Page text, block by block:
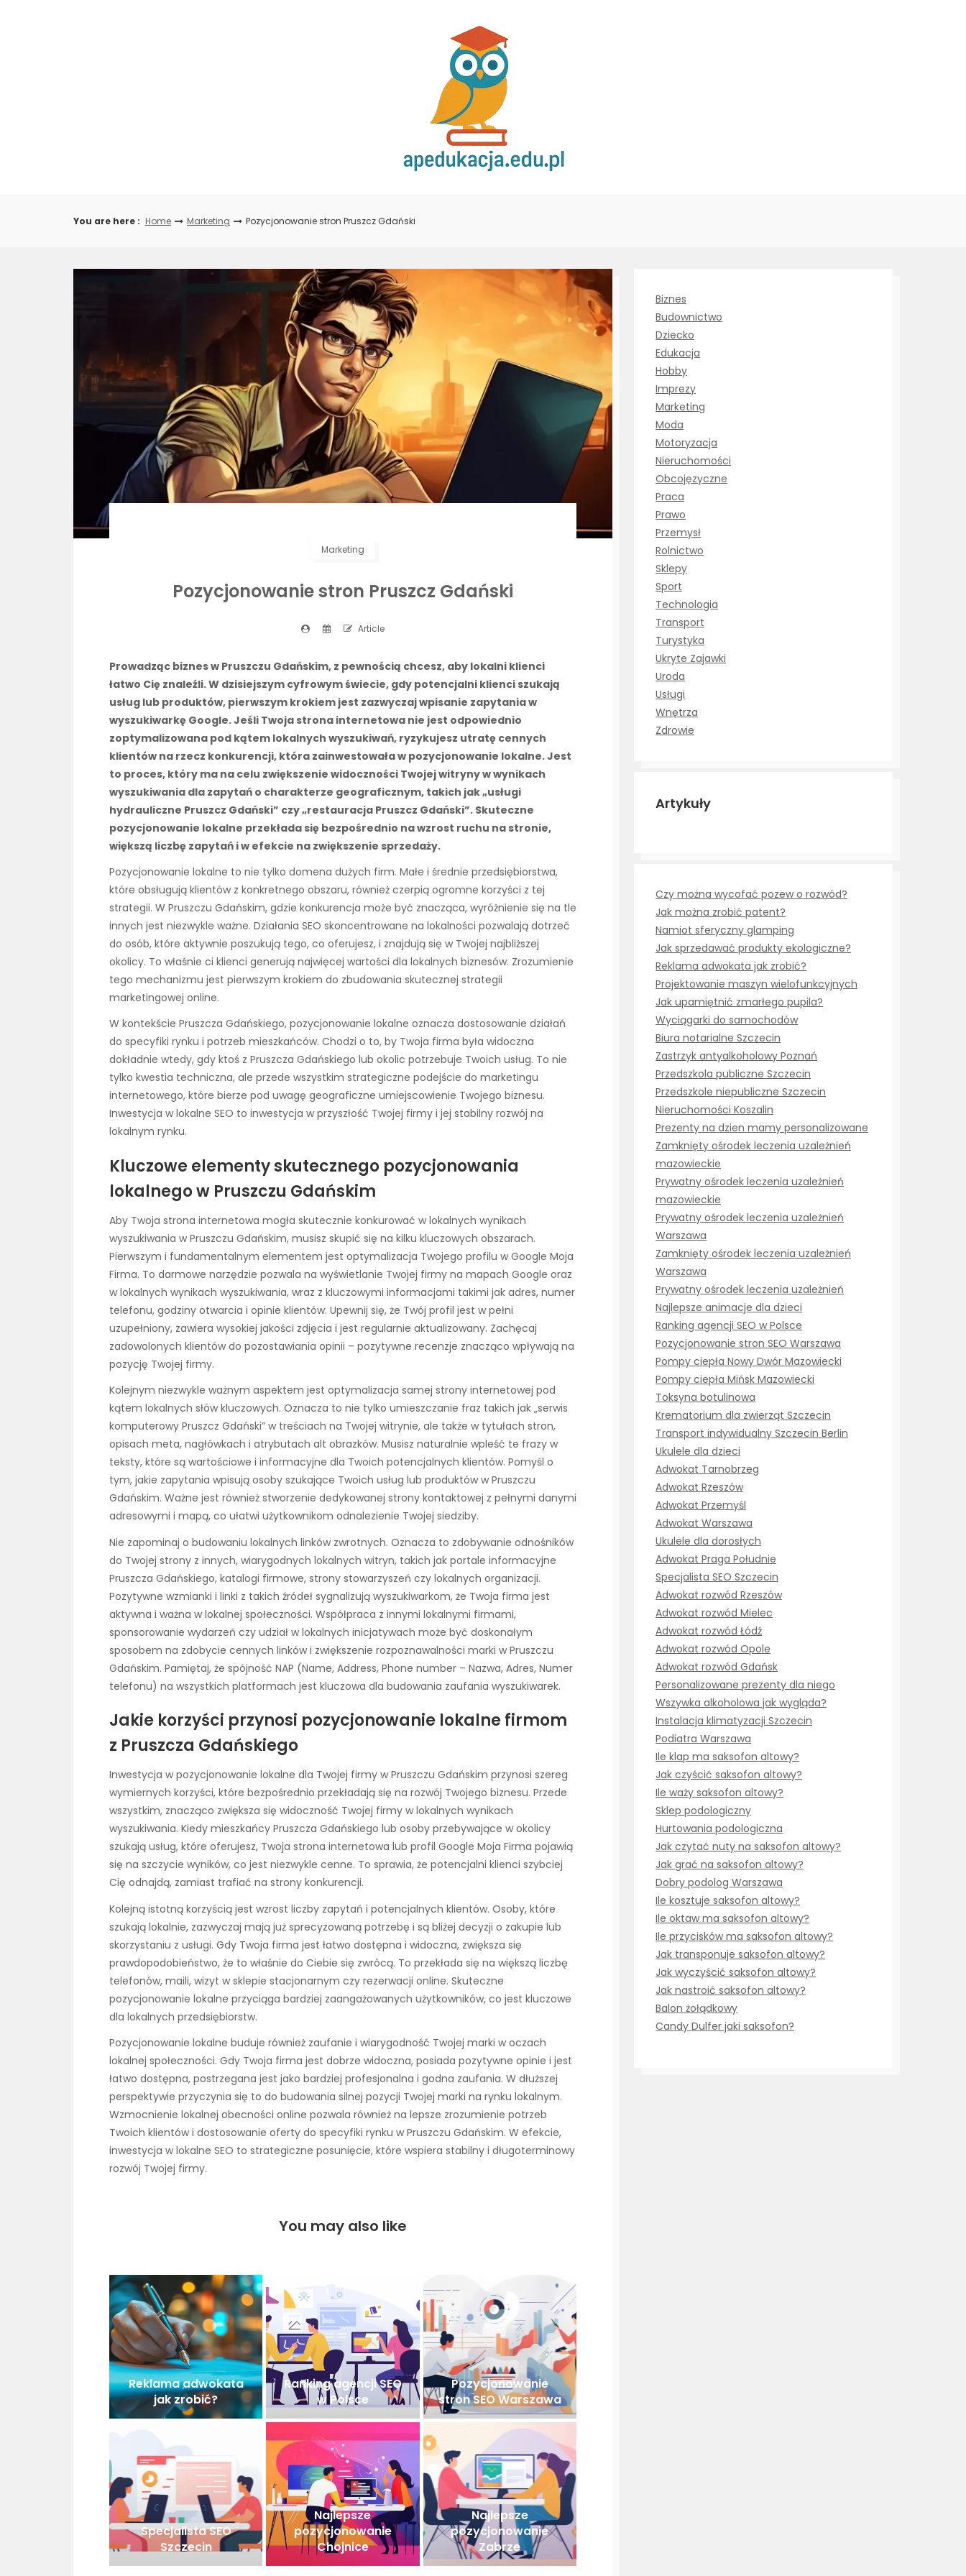
You are here : Home Marketing Pozycjonowanie stron Pruszcz Gdański
Marketing
Pozycjonowanie stron Pruszcz Gdański
Article
Prowadząc biznes w Pruszczu Gdańskim, z pewnością chcesz, aby lokalni klienci
łatwo Cię znaleźli. W dzisiejszym cyfrowym świecie, gdy potencjalni klienci szukają
usług lub produktów, pierwszym krokiem jest zazwyczaj wpisanie zapytania w
wyszukiwarkę Google. Jeśli Twoja strona internetowa nie jest odpowiednio
zoptymalizowana pod kątem lokalnych wyszukiwań, ryzykujesz utratę cennych
klientów na rzecz konkurencji, która zainwestowała w pozycjonowanie lokalne. Jest
to proces, który ma na celu zwiększenie widoczności Twojej witryny w wynikach
wyszukiwania dla zapytań o charakterze geograficznym, takich jak „usługi
hydrauliczne Pruszcz Gdański” czy „restauracja Pruszcz Gdański”. Skuteczne
pozycjonowanie lokalne przekłada się bezpośrednio na wzrost ruchu na stronie,
większą liczbę zapytań i w efekcie na zwiększenie sprzedaży.
Pozycjonowanie lokalne to nie tylko domena dużych firm. Małe i średnie przedsiębiorstwa,
które obsługują klientów z konkretnego obszaru, również czerpią ogromne korzyści z tej
strategii. W Pruszczu Gdańskim, gdzie konkurencja może być znacząca, wyróżnienie się na tle
innych jest niezwykle ważne. Działania SEO skoncentrowane na lokalności pozwalają dotrzeć
do osób, które aktywnie poszukują tego, co oferujesz, i znajdują się w Twojej najbliższej
okolicy. To właśnie ci klienci generują najwięcej wartości dla lokalnych biznesów. Zrozumienie
tego mechanizmu jest pierwszym krokiem do zbudowania skutecznej strategii
marketingowej online.
W kontekście Pruszcza Gdańskiego, pozycjonowanie lokalne oznacza dostosowanie działań
do specyfiki rynku i potrzeb mieszkańców. Chodzi o to, by Twoja firma była widoczna
dokładnie wtedy, gdy ktoś z Pruszcza Gdańskiego lub okolic potrzebuje Twoich usług. To nie
tylko kwestia techniczna, ale przede wszystkim strategiczne podejście do marketingu
internetowego, które bierze pod uwagę geograficzne umiejscowienie Twojego biznesu.
Inwestycja w lokalne SEO to inwestycja w przyszłość Twojej firmy i jej stabilny rozwój na
lokalnym rynku.
Kluczowe elementy skutecznego pozycjonowania
lokalnego w Pruszczu Gdańskim
Aby Twoja strona internetowa mogła skutecznie konkurować w lokalnych wynikach
wyszukiwania w Pruszczu Gdańskim, musisz skupić się na kilku kluczowych obszarach.
Pierwszym i fundamentalnym elementem jest optymalizacja Twojego profilu w Google Moja
Firma. To darmowe narzędzie pozwala na wyświetlanie Twojej firmy na mapach Google oraz
w lokalnych wynikach wyszukiwania, wraz z kluczowymi informacjami takimi jak adres, numer
telefonu, godziny otwarcia i opinie klientów. Upewnij się, że Twój profil jest w pełni
uzupełniony, zawiera wysokiej jakości zdjęcia i jest regularnie aktualizowany. Zachęcaj
zadowolonych klientów do pozostawiania opinii – pozytywne recenzje znacząco wpływają na
pozycję Twojej firmy.
Kolejnym niezwykle ważnym aspektem jest optymalizacja samej strony internetowej pod
kątem lokalnych słów kluczowych. Oznacza to nie tylko umieszczanie fraz takich jak „serwis
komputerowy Pruszcz Gdański” w treściach na Twojej witrynie, ale także w tytułach stron,
opisach meta, nagłówkach i atrybutach alt obrazków. Musisz naturalnie wpleść te frazy w
teksty, które są wartościowe i informacyjne dla Twoich potencjalnych klientów. Pomyśl o
tym, jakie zapytania wpisują osoby szukające Twoich usług lub produktów w Pruszczu
Gdańskim. Ważne jest również stworzenie dedykowanej strony kontaktowej z pełnymi danymi
adresowymi i mapą, co ułatwi użytkownikom odnalezienie Twojej siedziby.
Nie zapominaj o budowaniu lokalnych linków zwrotnych. Oznacza to zdobywanie odnośników
do Twojej strony z innych, wiarygodnych lokalnych witryn, takich jak portale informacyjne
Pruszcza Gdańskiego, katalogi firmowe, strony stowarzyszeń czy lokalnych organizacji.
Pozytywne wzmianki i linki z takich źródeł sygnalizują wyszukiwarkom, że Twoja firma jest
aktywna i ważna w lokalnej społeczności. Współpraca z innymi lokalnymi firmami,
sponsorowanie wydarzeń czy udział w lokalnych inicjatywach może być doskonałym
sposobem na zdobycie cennych linków i zwiększenie rozpoznawalności marki w Pruszczu
Gdańskim. Pamiętaj, że spójność NAP (Name, Address, Phone number – Nazwa, Adres, Numer
telefonu) na wszystkich platformach jest kluczowa dla budowania zaufania wyszukiwarek.
Jakie korzyści przynosi pozycjonowanie lokalne firmom
z Pruszcza Gdańskiego
Inwestycja w pozycjonowanie lokalne dla Twojej firmy w Pruszczu Gdańskim przynosi szereg
wymiernych korzyści, które bezpośrednio przekładają się na rozwój Twojego biznesu. Przede
wszystkim, znacząco zwiększa się widoczność Twojej firmy w lokalnych wynikach
wyszukiwania. Kiedy mieszkańcy Pruszcza Gdańskiego lub osoby przebywające w okolicy
szukają usług, które oferujesz, Twoja strona internetowa lub profil Google Moja Firma pojawią
się na szczycie wyników, co jest niezwykle cenne. To sprawia, że potencjalni klienci szybciej
Cię odnajdą, zamiast trafiać na strony konkurencji.
Kolejną istotną korzyścią jest wzrost liczby zapytań i potencjalnych klientów. Osoby, które
szukają lokalnie, zazwyczaj mają już sprecyzowaną potrzebę i są bliżej decyzji o zakupie lub
skorzystaniu z usługi. Gdy Twoja firma jest łatwo dostępna i widoczna, zwiększa się
prawdopodobieństwo, że to właśnie do Ciebie się zwrócą. To przekłada się na większą liczbę
telefonów, maili, wizyt w sklepie stacjonarnym czy rezerwacji online. Skuteczne
pozycjonowanie lokalne przyciąga bardziej zaangażowanych użytkowników, co jest kluczowe
dla lokalnych przedsiębiorstw.
Pozycjonowanie lokalne buduje również zaufanie i wiarygodność Twojej marki w oczach
lokalnej społeczności. Gdy Twoja firma jest dobrze widoczna, posiada pozytywne opinie i jest
łatwo dostępna, postrzegana jest jako bardziej profesjonalna i godna zaufania. W dłuższej
perspektywie przyczynia się to do budowania silnej pozycji Twojej marki na rynku lokalnym.
Wzmocnienie lokalnej obecności online pozwala również na lepsze zrozumienie potrzeb
Twoich klientów i dostosowanie oferty do specyfiki rynku w Pruszczu Gdańskim. W efekcie,
inwestycja w lokalne SEO to strategiczne posunięcie, które wspiera stabilny i długoterminowy
rozwój Twojej firmy.
You may also like
Reklama adwokata
jak zrobić?
Ranking agencji SEO
w Polsce
Pozycjonowanie
stron SEO Warszawa
Specjalista SEO
Szczecin
Najlepsze
pozycjonowanie
Chojnice
Najlepsze
pozycjonowanie
Zabrze
Biznes
Budownictwo
Dziecko
Edukacja
Hobby
Imprezy
Marketing
Moda
Motoryzacja
Nieruchomości
Obcojęzyczne
Praca
Prawo
Przemysł
Rolnictwo
Sklepy
Sport
Technologia
Transport
Turystyka
Ukryte Zajawki
Uroda
Usługi
Wnętrza
Zdrowie
Artykuły
Czy można wycofać pozew o rozwód?
Jak można zrobić patent?
Namiot sferyczny glamping
Jak sprzedawać produkty ekologiczne?
Reklama adwokata jak zrobić?
Projektowanie maszyn wielofunkcyjnych
Jak upamiętnić zmarłego pupila?
Wyciągarki do samochodów
Biura notarialne Szczecin
Zastrzyk antyalkoholowy Poznań
Przedszkola publiczne Szczecin
Przedszkole niepubliczne Szczecin
Nieruchomości Koszalin
Prezenty na dzien mamy personalizowane
Zamknięty ośrodek leczenia uzależnień
mazowieckie
Prywatny ośrodek leczenia uzależnień
mazowieckie
Prywatny ośrodek leczenia uzależnień
Warszawa
Zamknięty ośrodek leczenia uzależnień
Warszawa
Prywatny ośrodek leczenia uzależnień
Najlepsze animacje dla dzieci
Ranking agencji SEO w Polsce
Pozycjonowanie stron SEO Warszawa
Pompy ciepła Nowy Dwór Mazowiecki
Pompy ciepła Mińsk Mazowiecki
Toksyna botulinowa
Krematorium dla zwierząt Szczecin
Transport indywidualny Szczecin Berlin
Ukulele dla dzieci
Adwokat Tarnobrzeg
Adwokat Rzeszów
Adwokat Przemyśl
Adwokat Warszawa
Ukulele dla dorosłych
Adwokat Praga Południe
Specjalista SEO Szczecin
Adwokat rozwód Rzeszów
Adwokat rozwód Mielec
Adwokat rozwód Łódź
Adwokat rozwód Opole
Adwokat rozwód Gdańsk
Personalizowane prezenty dla niego
Wszywka alkoholowa jak wygląda?
Instalacja klimatyzacji Szczecin
Podiatra Warszawa
Ile klap ma saksofon altowy?
Jak czyścić saksofon altowy?
Ile waży saksofon altowy?
Sklep podologiczny
Hurtowania podologiczna
Jak czytać nuty na saksofon altowy?
Jak grać na saksofon altowy?
Dobry podolog Warszawa
Ile kosztuje saksofon altowy?
Ile oktaw ma saksofon altowy?
Ile przycisków ma saksofon altowy?
Jak transponuje saksofon altowy?
Jak wyczyścić saksofon altowy?
Jak nastroić saksofon altowy?
Balon żołądkowy
Candy Dulfer jaki saksofon?